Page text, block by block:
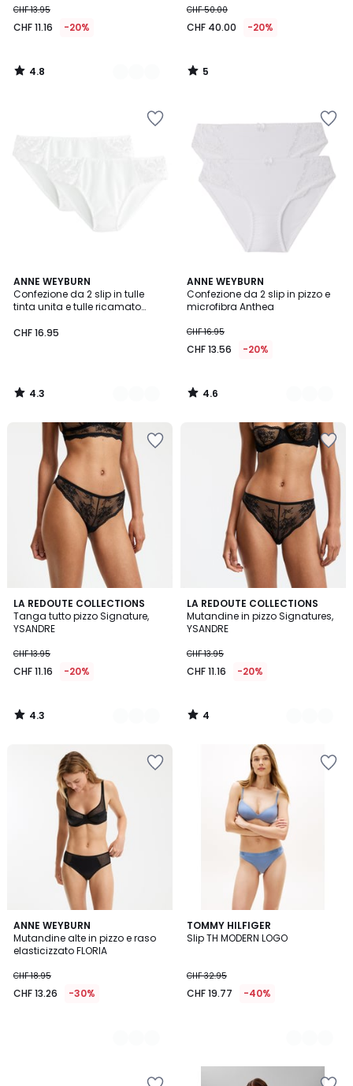
CHF 13.95
CHF 11.16 -20%
4.8
/
CHF 50.00
CHF 40.00 -20%
5
/
ANNE WEYBURN
Confezione da 2 slip in tulle
tinta unita e tulle ricamato
CHF 16.95
4.3
/ 5
5
Colori
4.3
/
ANNE WEYBURN
Confezione da 2 slip in pizzo e
microfibra Anthea
CHF 16.95
CHF 13.56 -20%
4.6
/ 5
6
Colori
4.6
/
LA REDOUTE COLLECTIONS
Tanga tutto pizzo Signature,
YSANDRE
CHF 13.95
CHF 11.16 -20%
4.3
/ 5
3
Colori
4.3
/
LA REDOUTE COLLECTIONS
Mutandine in pizzo Signatures,
YSANDRE
CHF 13.95
CHF 11.16 -20%
4
/
5
2
Colori
4
/
ANNE WEYBURN
Mutandine alte in pizzo e raso
elasticizzato FLORIA
CHF 18.95
CHF 13.26 -30%
2
Colori
TOMMY HILFIGER
Slip TH MODERN LOGO
CHF 32.95
CHF 19.77 -40%
2
Colori